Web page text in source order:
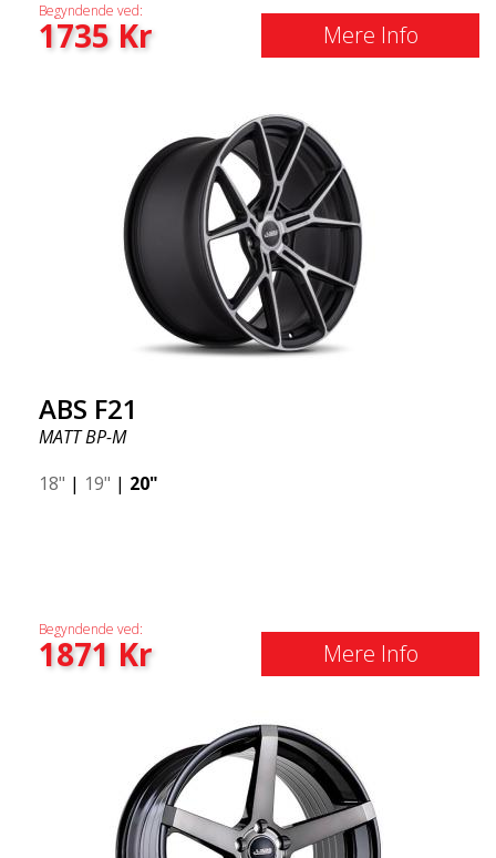
Begyndende ved:
1735Kr Mere Info
ABS F21
MATT BP-M
18" | 19" | 20"
Begyndende ved:
1871 Kr Mere Info